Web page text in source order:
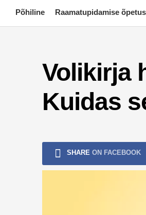
content
Põhiline Raamatupidamise
Volikirja
Kuidas
SHARE ON FACEBOOK